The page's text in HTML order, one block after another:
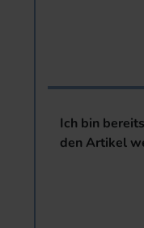
Ich bin
den Artikel